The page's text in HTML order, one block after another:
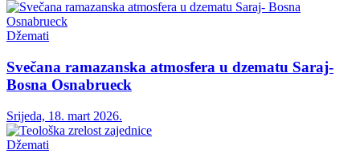
Džemati
Svečana ramazanska atmosfera u dzematu Saraj-
Bosna Osnabrueck
Srijeda, 18. mart 2026.
Džemati